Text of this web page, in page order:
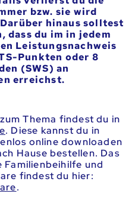
bzw. sie wird
hinaus solltest
dass du im in jedem
Leistungsnachweis
Punkten oder 8
(SWS) an
erreichst.
Thema findest du in
. Diese kannst du in
online downloaden
Hause bestellen. Das
und
findest du hier:
.